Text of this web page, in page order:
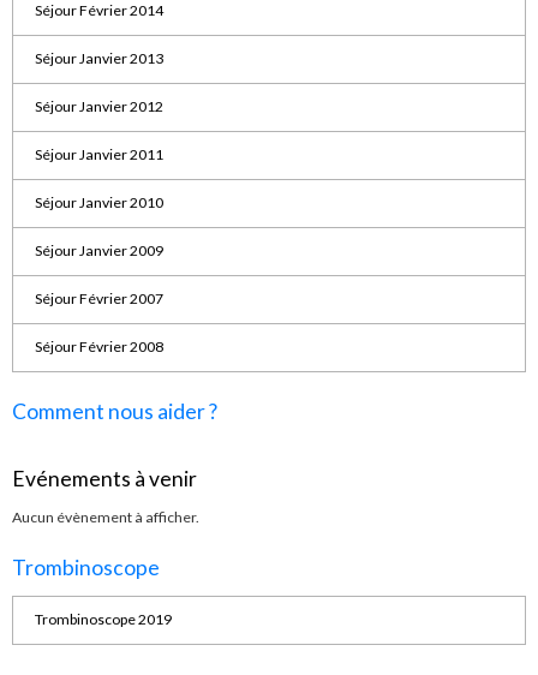
Séjour Février 2014
Séjour Janvier 2013
Séjour Janvier 2012
Séjour Janvier 2011
Séjour Janvier 2010
Séjour Janvier 2009
Séjour Février 2007
Séjour Février 2008
Comment nous aider ?
Evénements à venir
Aucun évènement à afficher.
Trombinoscope
Trombinoscope 2019